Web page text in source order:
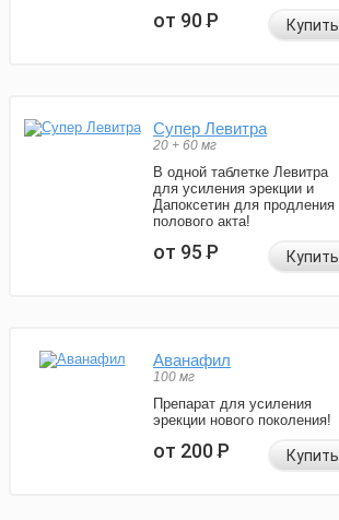
от 90Р Купить
Супер Левитра
20 + 60 мг
В одной таблетке Левитра
для усиления эрекции и
Дапоксетин для продления
полового акта!
от 95Р Купить
Аванафил
100 мг
Препарат для усиления
эрекции нового поколения!
от 200Р Купить